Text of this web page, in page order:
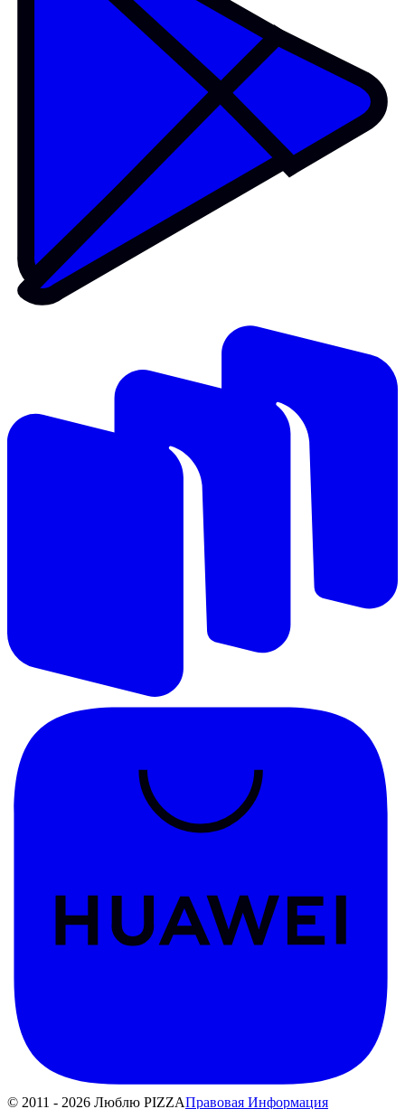
© 2011 - 2026 Люблю PIZZAПравовая Информация